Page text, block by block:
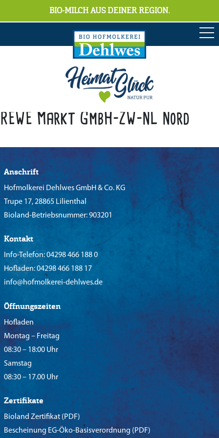
BIO-MILCH AUS DEINER REGION.
REWE Markt GmbH-ZW-NL Nord
Anschrift
Hofmolkerei Dehlwes GmbH & Co. KG
Trupe 17, 28865 Lilienthal
Bioland-Betriebsnummer: 903201
Kontakt
Info-Telefon:04298 466 188 0
Hofladen:04298 466 188 17
info@hofmolkerei-dehlwes.de
Öffnungszeiten
Hofladen
Montag – Freitag
08:30 – 18:00 Uhr
Samstag
08:30 – 17.00 Uhr
Zertifikate
Bioland Zertifikat (PDF)
Bescheinung EG-Öko-Basisverordnung (PDF)